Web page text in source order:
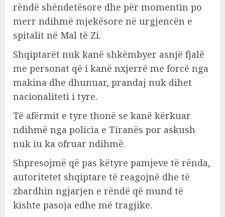
rëndë shëndetësore dhe për momentin po
merr ndihmë mjekësore në urgjencën e
spitalit në Mal të Zi.
Shqiptarët nuk kanë shkëmbyer asnjë fjalë
me personat që i kanë nxjerrë me forcë nga
makina dhe dhunuar, prandaj nuk dihet
nacionaliteti i tyre.
Të afërmit e tyre thonë se kanë kërkuar
ndihmë nga policia e Tiranës por askush
nuk iu ka ofruar ndihmë.
Shpresojmë që pas këtyre pamjeve të rënda,
autoritetet shqiptare të reagojnë dhe të
zbardhin ngjarjen e rëndë që mund të
kishte pasoja edhe më tragjike.